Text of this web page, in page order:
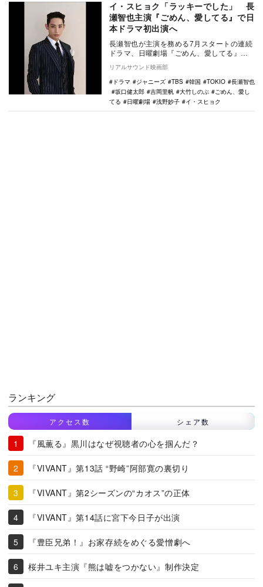
イ・スヒョク「ラッキーでした」 長
瀬智也主演『ごめん、愛してる』で日
本ドラマ初出演へ
長瀬智也が主演を務める7月スタートの連続
ドラマ、日曜劇場『ごめん、愛してる』
（TBS系）に、韓国人俳優のイ・スヒョク
が出演するこ…
リアルサウンド映画部
ドラマ
ジャニーズ TBS 韓国 TOKIO
長瀬智也
坂口健太郎
吉岡里帆 大竹しのぶ
ごめん、愛し
てる
日曜劇場 浅野妙子 イ・スヒョク
ランキング
アクセス数 シェア数
『風薫る』黒川はなぜ視聴者の心を掴んだ？
『VIVANT』第13話 “野崎”阿部寛の裏切り
『VIVANT』第2シーズンの“カオス”の正体
『VIVANT』第14話に宮下今日子が出演
『豊臣兄弟！』お家存続をめぐる愛憎劇へ
桜井ユキ主演『熊は嘘をつかない』制作決定